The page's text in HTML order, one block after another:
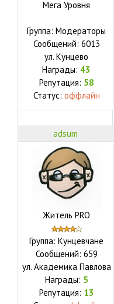
Мега Уровня
Группа: Модераторы
Сообщений: 6013
ул. Кунцево
Награды: 43
Репутация: 58
Статус: оффлайн
adsum
Житель PRO
Группа: Кунцевчане
Сообщений: 659
ул. Академика Павлова
Награды: 5
Репутация: 13